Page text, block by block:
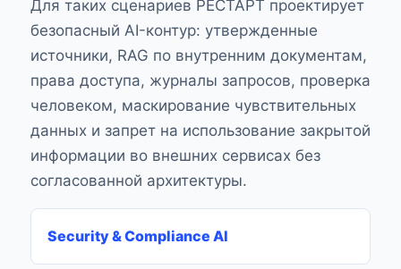
Для таких сценариев РЕСТАРТ проектирует
безопасный AI-контур: утвержденные
источники, RAG по внутренним документам,
права доступа, журналы запросов, проверка
человеком, маскирование чувствительных
данных и запрет на использование закрытой
информации во внешних сервисах без
согласованной архитектуры.
Security & Compliance AI